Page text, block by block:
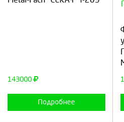
143000
Подробнее